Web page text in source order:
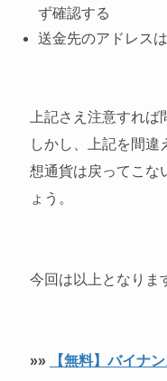
ず確認する
送金先のアドレス
上記さえ注意すれば
しかし、上記を間違
想通貨は戻ってこな
ょう。
今回は以上となりま
»» 【無料】バイナ